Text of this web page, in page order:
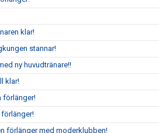
klar!
stannar!
ny huvudtränare!!
klar!
förlänger!
förlänger!
förlänger med moderklubben!